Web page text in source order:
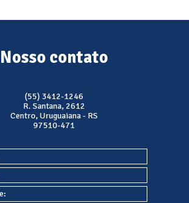
Nosso contato
(55) 3412-1246
R. Santana, 2612
Centro, Uruguaiana - RS
97510-471